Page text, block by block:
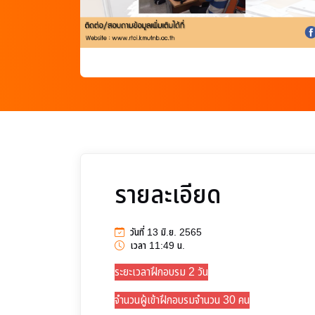
รายละเอียด
วันที่ 13 มิ.ย. 2565
เวลา 11:49 น.
ระยะเวลาฝึกอบรม 2 วัน
จำนวนผู้เข้าฝึกอบรมจำนวน 30 คน